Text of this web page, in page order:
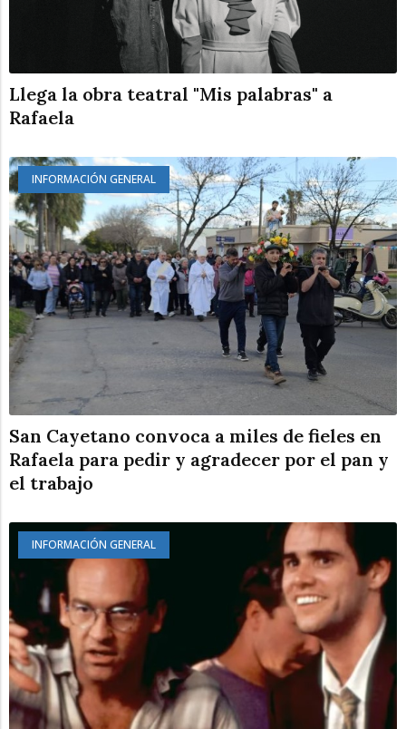
Llega la obra teatral "Mis palabras" a
Rafaela
INFORMACIÓN GENERAL
San Cayetano convoca a miles de fieles en
Rafaela para pedir y agradecer por el pan y
el trabajo
INFORMACIÓN GENERAL